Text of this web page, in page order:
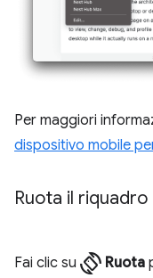
Per maggiori
dispositivo mobile
Ruota il
Fai clic su screen_rotation Ruota